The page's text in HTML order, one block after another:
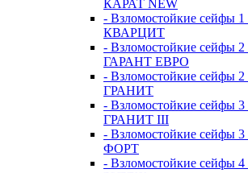
КАРАТ NEW
- Взломостойкие сейфы
КВАРЦИТ
- Взломостойкие сейфы
ГАРАНТ ЕВРО
- Взломостойкие сейфы
ГРАНИТ
- Взломостойкие сейфы
ГРАНИТ III
- Взломостойкие сейфы
ФОРТ
- Взломостойкие сейфы